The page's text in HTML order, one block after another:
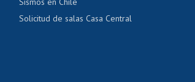
Solicitud de salas Casa Central